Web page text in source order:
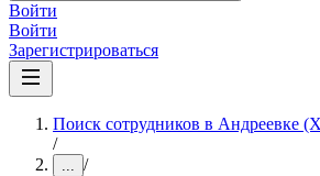
Войти
Войти
Зарегистрироваться
Поиск сотрудников в Андреевке
/
... /